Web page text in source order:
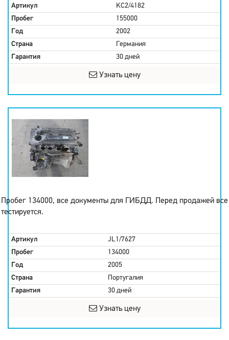
Артикул
KC2/4182
Пробег
155000
Год
2002
Страна
Германия
Гарантия
30 дней
Узнать цену
Пробег 134000, все документы для ГИБДД. Перед продажей все
тестируется.
Артикул
JL1/7627
Пробег
134000
Год
2005
Страна
Португалия
Гарантия
30 дней
Узнать цену